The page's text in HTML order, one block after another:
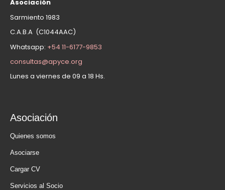
Asociación
Sarmiento 1983
C.A.B.A (C1044AAC)
Whatsapp: +54 11-6177-9853
consultas@apyce.org
Lunes a viernes de 09 a 18 Hs.
Asociación
Quienes somos
Asociarse
Cargar CV
Servicios al Socio